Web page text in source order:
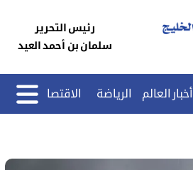
رئيس التحرير
سلمان بن أحمد العيد
أخبار العالم الرياضة الاقتصاد